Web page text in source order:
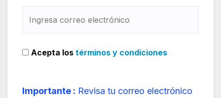
Acepta los términos y condiciones
Importante : Revisa tu correo electrónico